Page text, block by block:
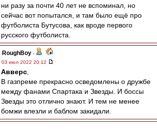
ни разу за почти 40 лет не вспоминал, но
сейчас вот попытался, и там было ещё про
футболиста Бутусова, как вроде первого
русского футболиста.
RoughBoy -
03 июл 2022 20:12
Авверс
В газпреме прекрасно осведомлены о дружбе
между фанами Спартака и Звезды. И боссы
Звезды это отлично знают. И тем не менее
бомжи влезли и баблом закидали.